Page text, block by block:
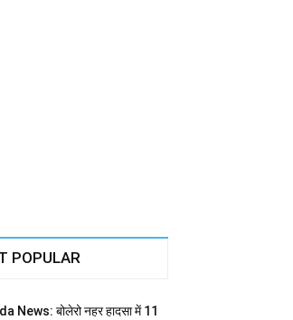
POPULAR
News: बोलेरो नहर हादसा में 11